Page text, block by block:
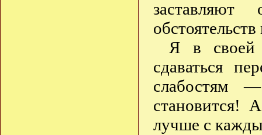
Я в своей
сдаваться
слабостям
становится!
лучше с